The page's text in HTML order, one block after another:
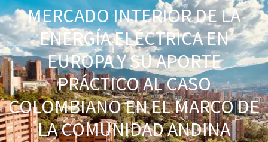
MERCADO INTERIOR DE LA
ENERGÍA ELÉCTRICA EN
EUROPA Y SU APORTE
PRÁCTICO AL CASO
COLOMBIANO EN EL MARCO DE
LA COMUNIDAD ANDINA